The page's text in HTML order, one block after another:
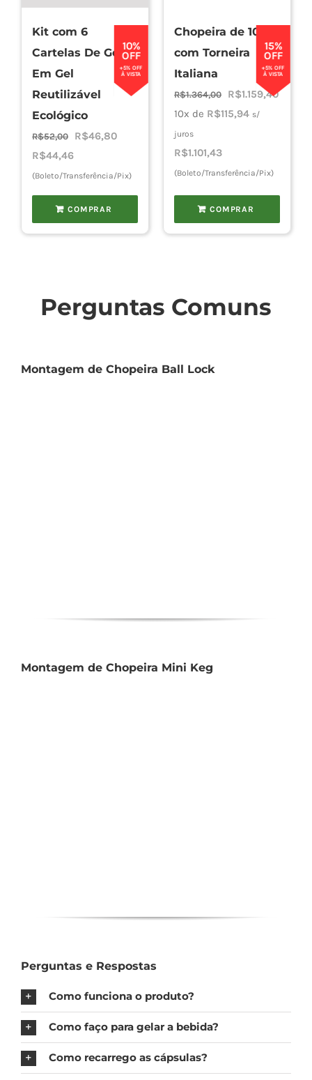
10%
OFF
+5% OFF
À VISTA
Kit com 6
Cartelas De Gelo
Em Gel
Reutilizável
Ecológico
R$52,00
O
preço
original
era:
R$52,00.
R$46,80O
atual
é:
R$44,46
(Boleto/Transferência/Pix)
COMPRAR
15%
OFF
+5% OFF
À VISTA
Chopeira de 10L
com Torneira
Italiana
R$1.364,00
O
preço
R$1.364,00.
R$1.159,40O
10x de R$115,94 s/
juros
R$1.101,43
(Boleto/Transferência/Pix)
COMPRAR
Perguntas Comuns
Montagem de Chopeira Ball Lock
Montagem de Chopeira Mini Keg
Perguntas e Respostas
Como funciona o produto?
Como faço para gelar a bebida?
Como recarrego as cápsulas?